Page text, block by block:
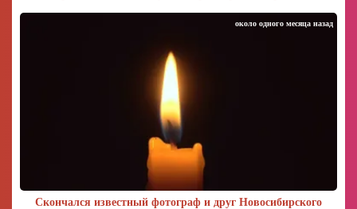
Скончался известный фотограф и друг Новосибирского
около одного месяца назад